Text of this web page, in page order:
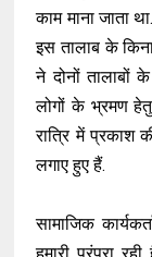
काम माना जाता
इस तालाब के
ने दोनों तालाबों
लोगों के भ्रमण
रात्रि में प्रकाश
लगाए हुए हैं.
सामाजिक